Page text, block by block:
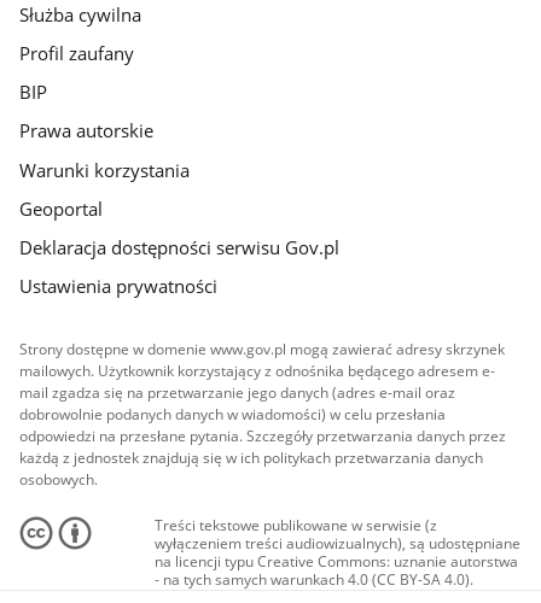
Służba cywilna
Profil zaufany
BIP
Prawa autorskie
Warunki korzystania
Geoportal
Deklaracja dostępności serwisu Gov.pl
Ustawienia prywatności
Strony dostępne w domenie www.gov.pl mogą zawierać adresy skrzynek
mailowych. Użytkownik korzystający z odnośnika będącego adresem e-
mail zgadza się na przetwarzanie jego danych (adres e-mail oraz
dobrowolnie podanych danych w wiadomości) w celu przesłania
odpowiedzi na przesłane pytania. Szczegóły przetwarzania danych przez
każdą z jednostek znajdują się w ich politykach przetwarzania danych
osobowych.
Treści tekstowe publikowane w serwisie (z
wyłączeniem treści audiowizualnych), są udostępniane
na licencji typu Creative Commons: uznanie autorstwa
- na tych samych warunkach 4.0 (CC BY-SA 4.0).
Materiały audiowizualne, w tym zdjęcia, materiały